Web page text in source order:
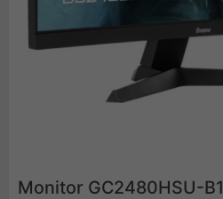
Monitor GC2480HSU-B1